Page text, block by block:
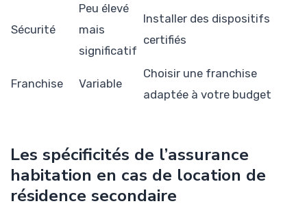
Sécurité
Peu élevé
mais
significatif
Installer des dispositifs
certifiés
Franchise Variable
Choisir une franchise
adaptée à votre budget
Les spécificités de l’assurance
habitation en cas de location de
résidence secondaire